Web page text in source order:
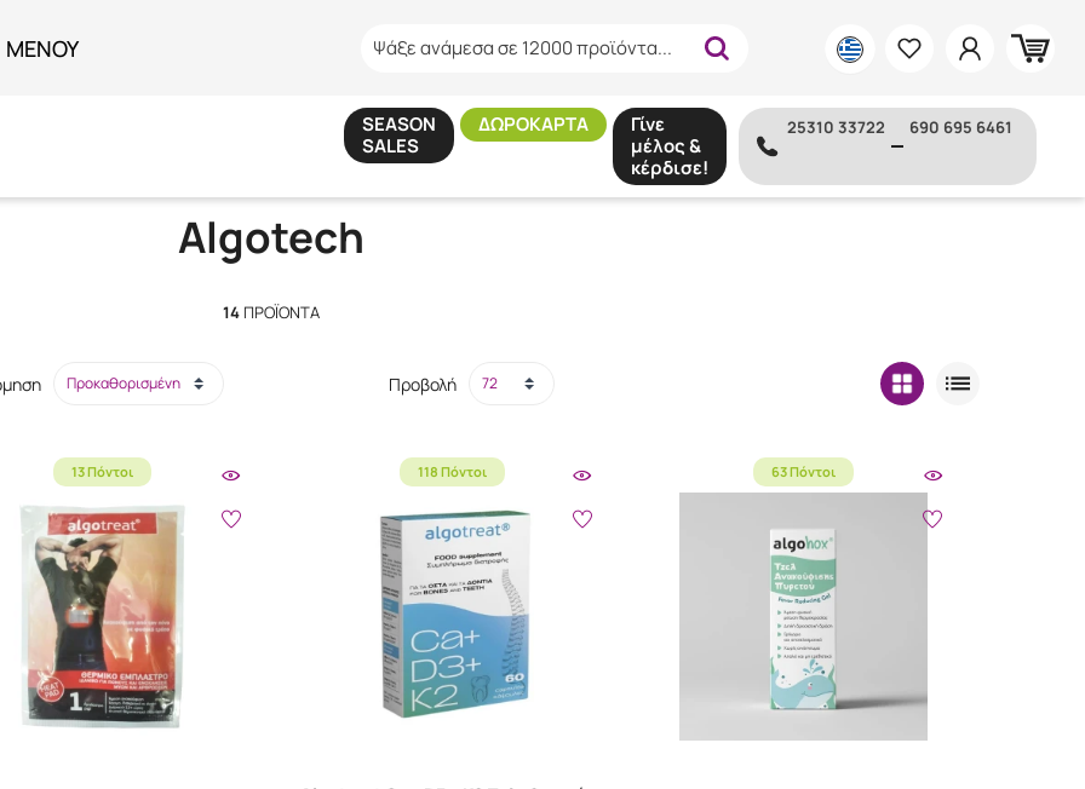
ΜΕΝΟΥ Ψάξε ανάμεσα σε 12000 προϊόντα...
SEASON
SALES
ΔΩΡΟΚΑΡΤΑ
Γίνε
μέλος &
κέρδισε!
25310 33722 690 695 6461
Algotech
14 ΠΡΟΪΌΝΤΑ
Προβολή
13 Πόντοι 118 Πόντοι 63 Πόντοι